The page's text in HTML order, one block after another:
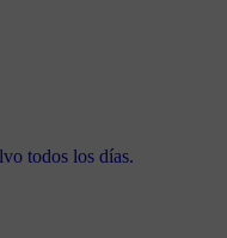
todos los días.